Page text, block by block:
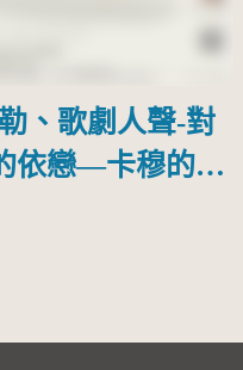
、歌劇人聲-對
依戀—卡穆的馬